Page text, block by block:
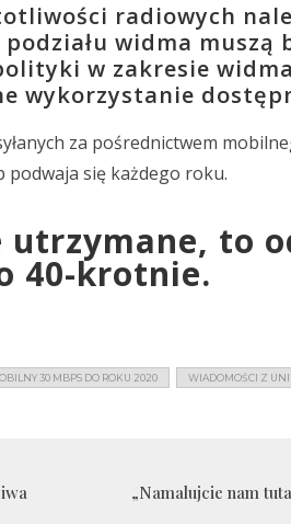
radiowych
widma muszą
w zakresie
wykorzystanie
za pośrednictwem
się każdego roku.
to
40-krotnie.
30 MBPS DO ROKU 2020 WIADOMOŚCI Z UNII
„Namalujcie nam